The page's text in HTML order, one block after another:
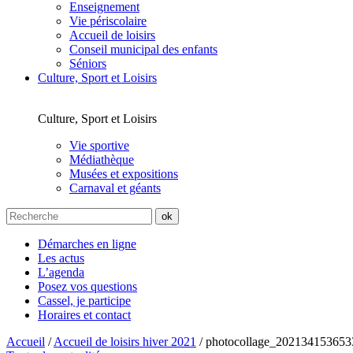
Enseignement
Vie périscolaire
Accueil de loisirs
Conseil municipal des enfants
Séniors
Culture, Sport et Loisirs
Culture, Sport et Loisirs
Vie sportive
Médiathèque
Musées et expositions
Carnaval et géants
Démarches en ligne
Les actus
L’agenda
Posez vos questions
Cassel, je participe
Horaires et contact
Accueil /Accueil de loisirs hiver 2021 /